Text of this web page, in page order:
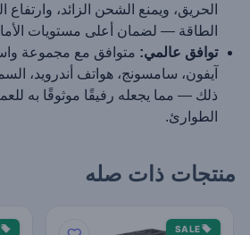
الحريق، ويمنع الشحن الزائد،
الطاقة — لضمان أعلى مستويات
توافق عالمي: متوافق مع مجموعة
آيفون، سامسونج، هواتف أندرويد،
ذلك — مما يجعله رفيقًا موثوقًا به
الطوارئ.
منتجات ذات صله
SALE